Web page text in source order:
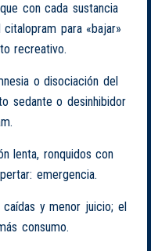
con cada sustancia
para «bajar»
recreativo.
o disociación del
sedante o desinhibidor
lenta, ronquidos con
emergencia.
caídas y menor juicio; el
consumo.